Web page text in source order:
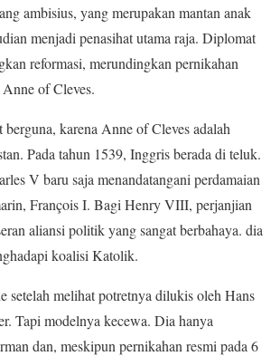
ambisius, yang merupakan mantan anak
menjadi penasihat utama raja. Diplomat
reformasi, merundingkan pernikahan
of Cleves.
berguna, karena Anne of Cleves adalah
Pada tahun 1539, Inggris berada di teluk.
V baru saja menandatangani perdamaian
François I. Bagi Henry VIII, perjanjian
aliansi politik yang sangat berbahaya. dia
koalisi Katolik.
setelah melihat potretnya dilukis oleh Hans
Tapi modelnya kecewa. Dia hanya
dan, meskipun pernikahan resmi pada 6